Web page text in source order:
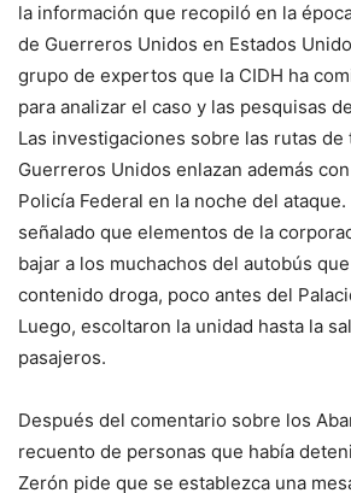
la información que recopiló en la
de Guerreros Unidos en Estados
grupo de expertos que la CIDH ha
para analizar el caso y las pesquisas
Las investigaciones sobre las rutas de
Guerreros Unidos enlazan además
Policía Federal en la noche del
señalado que elementos de la
bajar a los muchachos del autobús
contenido droga, poco antes del
Luego, escoltaron la unidad hasta la
pasajeros.
Después del comentario sobre los
recuento de personas que había
Zerón pide que se establezca una